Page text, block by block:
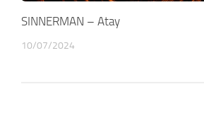
SINNERMAN – Atay
10/07/2024